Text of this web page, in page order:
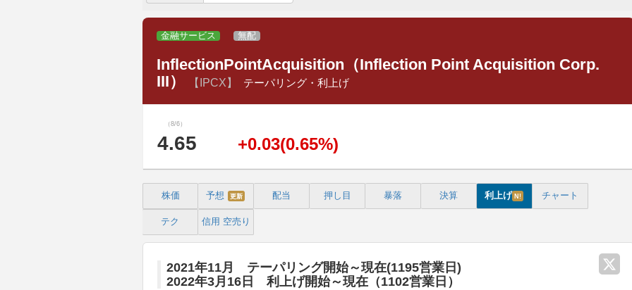
金融サービス 無配
InflectionPointAcquisition（Inflection Point Acquisition Corp.
III）
【IPCX】 テーパリング・利上げ
（8/6）
4.65 +0.03(0.65%)
株価 予想 更新 配当 押し目 暴落 決算 利上げ N! チャート
テク 信用 空売り
2021年11月 テーパリング開始～現在(1195営業日)
2022年3月16日 利上げ開始～現在（1102営業日）